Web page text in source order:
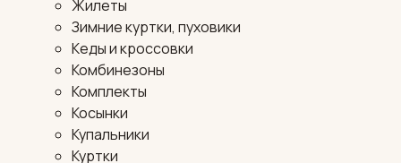
Жилеты
Зимние куртки, пуховики
Кеды и кроссовки
Комбинезоны
Комплекты
Косынки
Купальники
Куртки